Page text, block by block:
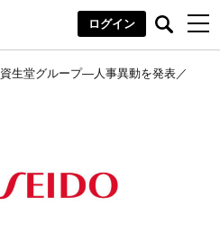
ログイン
資生堂グループ―人事異動を発表／